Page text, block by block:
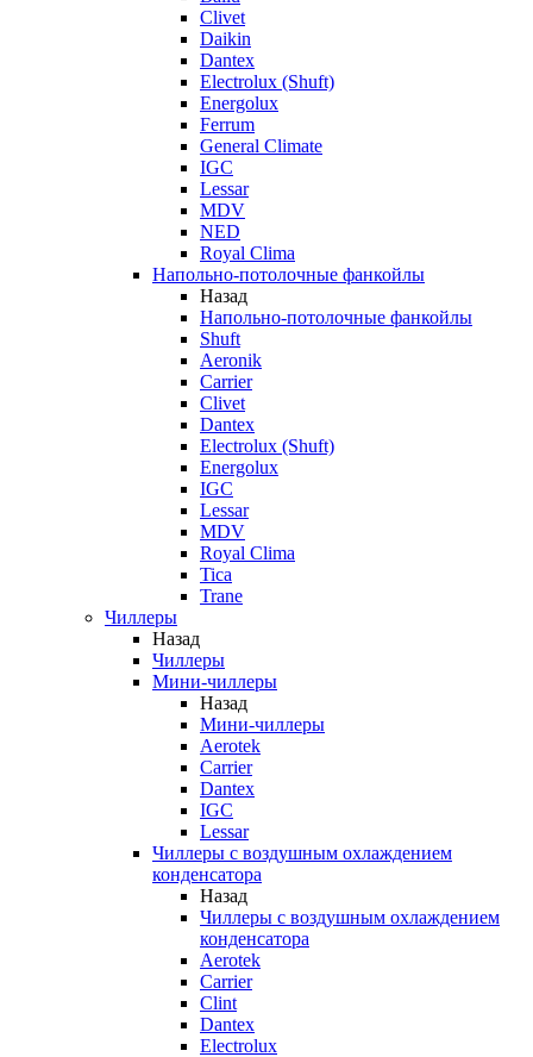
Clivet
Daikin
Dantex
Electrolux (Shuft)
Energolux
Ferrum
General Climate
IGC
Lessar
MDV
NED
Royal Clima
Напольно-потолочные фанкойлы
Назад
Напольно-потолочные фанкойлы
Shuft
Aeronik
Carrier
Clivet
Dantex
Electrolux (Shuft)
Energolux
IGC
Lessar
MDV
Royal Clima
Tica
Trane
Чиллеры
Назад
Чиллеры
Мини-чиллеры
Назад
Мини-чиллеры
Aerotek
Carrier
Dantex
IGC
Lessar
Чиллеры с воздушным охлаждением
конденсатора
Назад
Чиллеры с воздушным охлаждением
конденсатора
Aerotek
Carrier
Clint
Dantex
Electrolux